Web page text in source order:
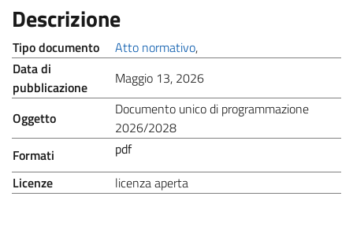
Descrizione:
Tipo documento Atto normativo,.
Data di
pubblicazione
Maggio 13, 2026.
Oggetto
Documento unico di programmazione
2026/2028.
Formati
pdf
.
Licenze licenza aperta.